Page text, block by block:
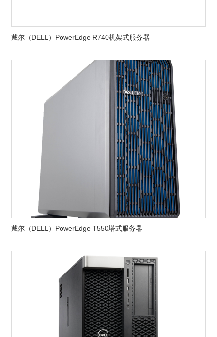
戴尔（DELL）PowerEdge R740机架式服务器
戴尔（DELL）PowerEdge T550塔式服务器